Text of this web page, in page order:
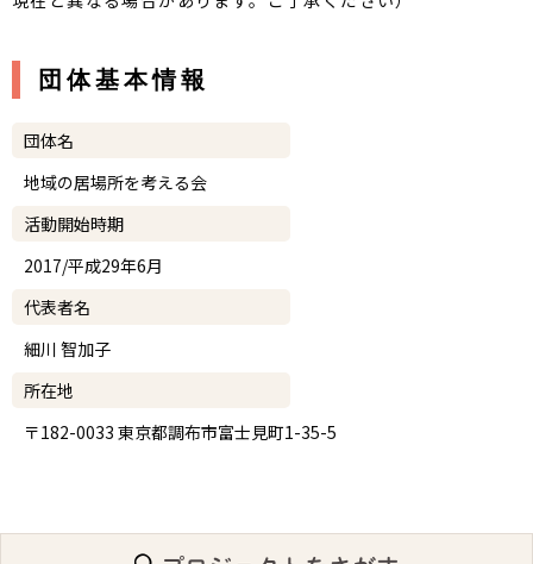
団体基本情報
団体名
地域の居場所を考える会
活動開始時期
2017/平成29年6月
代表者名
細川 智加子
所在地
〒182-0033 東京都調布市富士見町1-35-5